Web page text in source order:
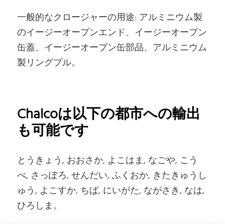
一般的なクロージャーの用途: アルミニウム製
のイージーオープンエンド、イージーオープン
缶蓋、イージーオープン缶部品、アルミニウム
製リングプル。
Chalcoは以下の都市への輸出
も可能です
とうきょう, おおさか, よこはま, なごや, こう
べ, さっぽろ, せんだい, ふくおか, きたきゅうし
ゅう, よこすか, ちば, にいがた, ながさき, なは,
ひろしま。